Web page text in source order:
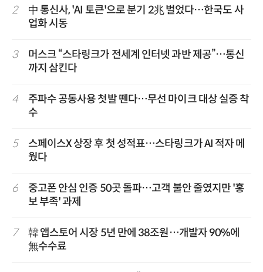
2
中 통신사, 'AI 토큰'으로 분기 2兆 벌었다…한국도 사
업화 시동
3
머스크 “스타링크가 전세계 인터넷 과반 제공”…통신
까지 삼킨다
4
주파수 공동사용 첫발 뗀다…무선 마이크 대상 실증 착
수
5
스페이스X 상장 후 첫 성적표…스타링크가 AI 적자 메
웠다
6
중고폰 안심 인증 50곳 돌파…고객 불안 줄였지만 '홍
보 부족' 과제
7
韓 앱스토어 시장 5년 만에 38조원…개발자 90%에
無수수료